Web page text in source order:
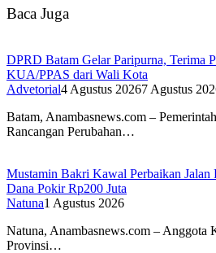
Baca Juga
DPRD Batam Gelar Paripurna, Terima
KUA/PPAS dari Wali Kota
Advetorial4 Agustus 20267 Agustus
Batam, Anambasnews.com –
Rancangan Perubahan…
Mustamin Bakri Kawal Perbaikan Jalan
Dana Pokir Rp200 Juta
Natuna1 Agustus 2026
Natuna, Anambasnews.com –
Provinsi…